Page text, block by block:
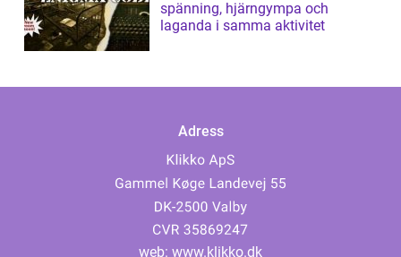
spänning, hjärngympa och
laganda i samma aktivitet
Adress
web: www.klikko.dk